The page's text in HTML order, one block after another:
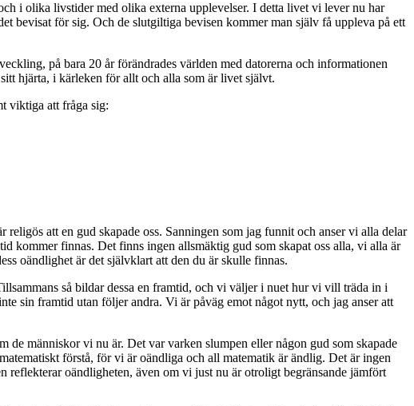
i olika livstider med olika externa upplevelser. I detta livet vi lever nu har
bevisat för sig. Och de slutgiltiga bevisen kommer man själv få uppleva på ett
på bara 20 år förändrades världen med datorerna och informationen
hjärta, i kärleken för allt och alla som är livet självt.
viktiga att fråga sig:
att en gud skapade oss. Sanningen som jag funnit och anser vi alla delar
kommer finnas. Det finns ingen allsmäktig gud som skapat oss alla, vi alla är
oändlighet är det självklart att den du är skulle finnas.
så bildar dessa en framtid, och vi väljer i nuet hur vi vill träda in i
sin framtid utan följer andra. Vi är påväg emot något nytt, och jag anser att
människor vi nu är. Det var varken slumpen eller någon gud som skapade
förstå, för vi är oändliga och all matematik är ändlig. Det är ingen
oändligheten, även om vi just nu är otroligt begränsande jämfört